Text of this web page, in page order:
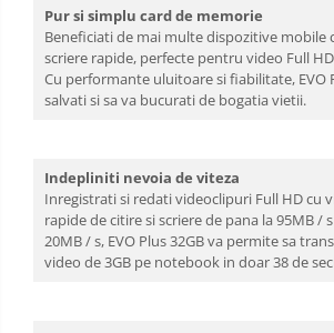
Pur si simplu card de memorie
Beneficiati de mai multe dispozitive mobile
scriere rapide, perfecte pentru video Full
Cu performante uluitoare si fiabilitate, EVO
salvati si sa va bucurati de bogatia vietii.
Indepliniti nevoia de viteza
Inregistrati si redati videoclipuri Full HD cu
rapide de citire si scriere de pana la 95MB /
20MB / s, EVO Plus 32GB va permite sa
video de 3GB pe notebook in doar 38 de